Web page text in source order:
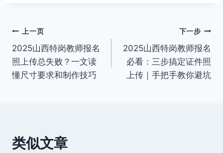
文
章
导
上一页
2025山西特岗教师报名
照上传总失败？一文读
懂尺寸要求和制作技巧
下一步
2025山西特岗教师报名
必看：三步搞定证件照
上传｜手把手教你避坑
类似文章